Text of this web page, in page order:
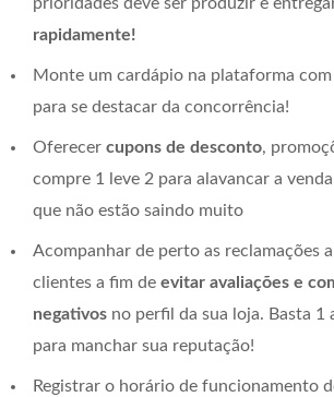
rapidamente!
Monte um cardápio na plataforma com
para se destacar da concorrência!
Oferecer cupons de desconto,
compre 1 leve 2 para alavancar a
que não estão saindo muito
Acompanhar de perto as reclamações
clientes a fim de evitar avaliações e
negativos no perfil da sua loja. Basta 1
para manchar sua reputação!
Registrar o horário de funcionamento